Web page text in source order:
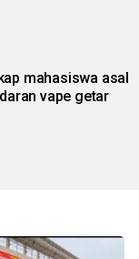
mahasiswa asal
vape getar